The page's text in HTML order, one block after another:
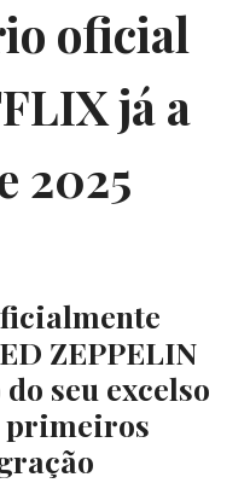
oficial
já a
2025
ZEPPELIN
seu excelso
primeiros